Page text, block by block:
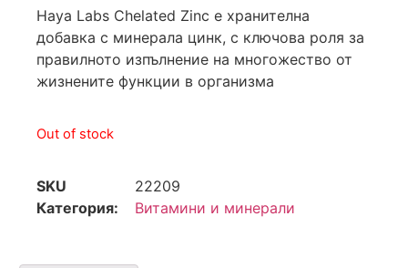
Haya Labs Chelated Zinc е хранителна
добавка с минерала цинк, с ключова роля за
правилното изпълнение на многожество от
жизнените функции в организма
Out of stock
SKU
22209
Категория:
Витамини и минерали